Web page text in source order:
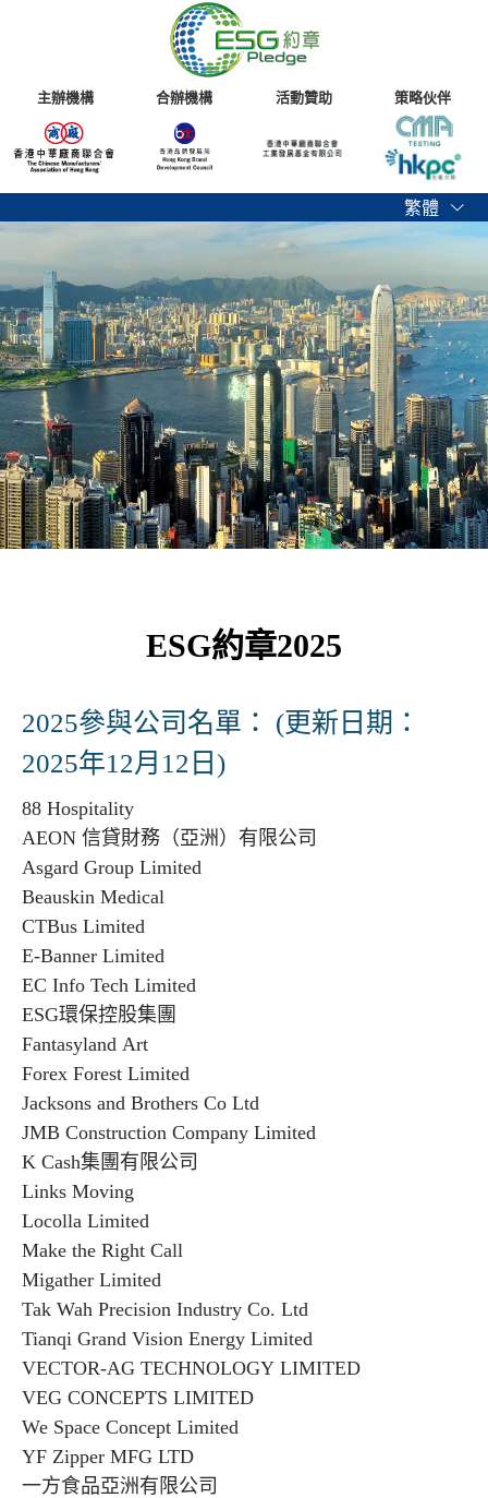
主辦機構 合辦機構 活動贊助 策略伙伴
繁體
ESG約章2025
2025參與公司名單： (更新日期：
2025年12月12日)
88 Hospitality
AEON 信貸財務（亞洲）有限公司
Asgard Group Limited
Beauskin Medical
CTBus Limited
E-Banner Limited
EC Info Tech Limited
ESG環保控股集團
Fantasyland Art
Forex Forest Limited
Jacksons and Brothers Co Ltd
JMB Construction Company Limited
K Cash集團有限公司
Links Moving
Locolla Limited
Make the Right Call
Migather Limited
Tak Wah Precision Industry Co. Ltd
Tianqi Grand Vision Energy Limited
VECTOR-AG TECHNOLOGY LIMITED
VEG CONCEPTS LIMITED
We Space Concept Limited
YF Zipper MFG LTD
一方食品亞洲有限公司